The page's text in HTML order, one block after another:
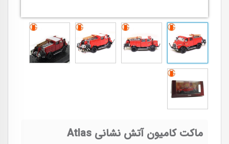
ماکت کامیون آتش نشانی Atlas